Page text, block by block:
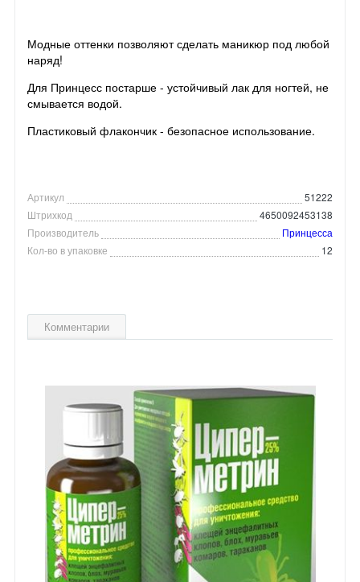
Модные оттенки позволяют сделать маникюр под любой
наряд!
Для Принцесс постарше - устойчивый лак для ногтей, не
смывается водой.
Пластиковый флакончик - безопасное использование.
Артикул
51222
Штрихкод
4650092453138
Производитель
Принцесса
Кол-во в упаковке
12
Комментарии